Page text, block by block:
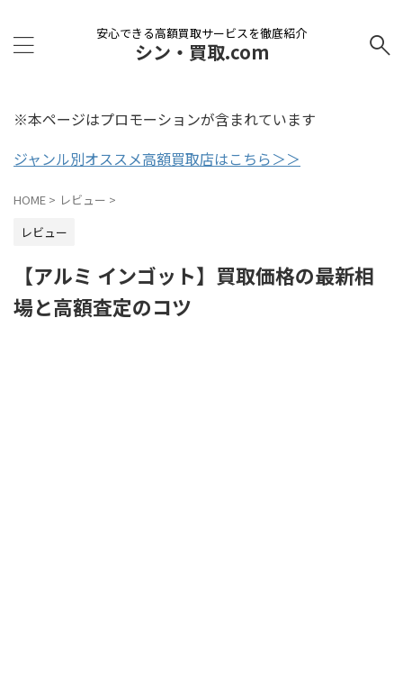
安心できる高額買取サービスを徹底紹介
シン・買取.com
※本ページはプロモーションが含まれています
ジャンル別オススメ高額買取店はこちら＞＞
HOME > レビュー >
レビュー
【アルミ インゴット】買取価格の最新相
場と高額査定のコツ